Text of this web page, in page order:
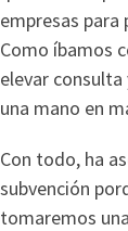
empresas para
Como íbamos
elevar
una mano en
Con todo, ha
subvención
tomaremos